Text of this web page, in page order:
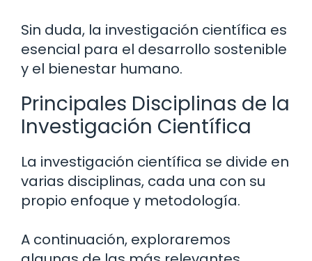
Sin duda, la investigación científica es
esencial para el desarrollo sostenible
y el bienestar humano.
Principales Disciplinas de la
Investigación Científica
La investigación científica se divide en
varias disciplinas, cada una con su
propio enfoque y metodología.
A continuación, exploraremos